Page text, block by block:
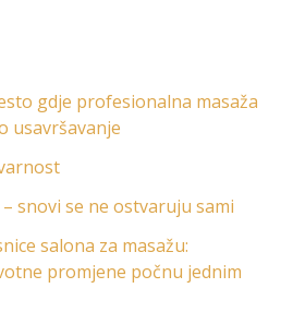
gdje profesionalna masaža
usavršavanje
snovi se ne ostvaruju sami
salona za masažu:
promjene počnu jednim